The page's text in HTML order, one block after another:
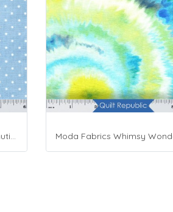
Maywood Studio Fabrics Beautiful Basics Blue